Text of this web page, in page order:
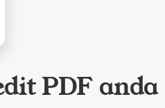
PDF anda